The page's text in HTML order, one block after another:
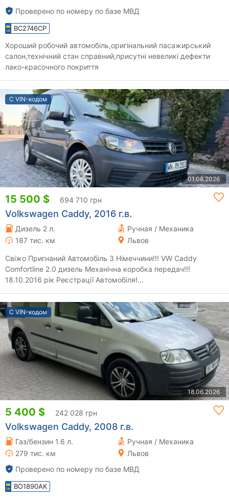
Проверено по номеру по базе МВД
BC2746CP
Хороший робочий автомобіль,оригінальний пасажирський
салон,технічний стан справний,присутні невеликі дефекти
лако-красочного покриття
С VIN-кодом
01.08.2026
15 500 $ 694 710 грн
Volkswagen Caddy, 2016 г.в.
Дизель 2 л.
Ручная / Механика
187 тис. км
Львов
Свіжо Пригнаний Автомобіль З Німеччини!!! VW Caddy
Comfortline 2.0 дизель Механічна коробка передач!!!
18.10.2016 рік Реєстрації Автомобіля!...
С VIN-кодом
18.06.2026
5 400 $ 242 028 грн
Volkswagen Caddy, 2008 г.в.
Газ/бензин 1.6 л.
Ручная / Механика
279 тис. км
Львов
Проверено по номеру по базе МВД
BO1890AK